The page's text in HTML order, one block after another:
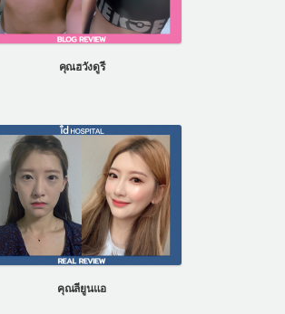
คุณฮวังดูรี
คุณลียูนแอ